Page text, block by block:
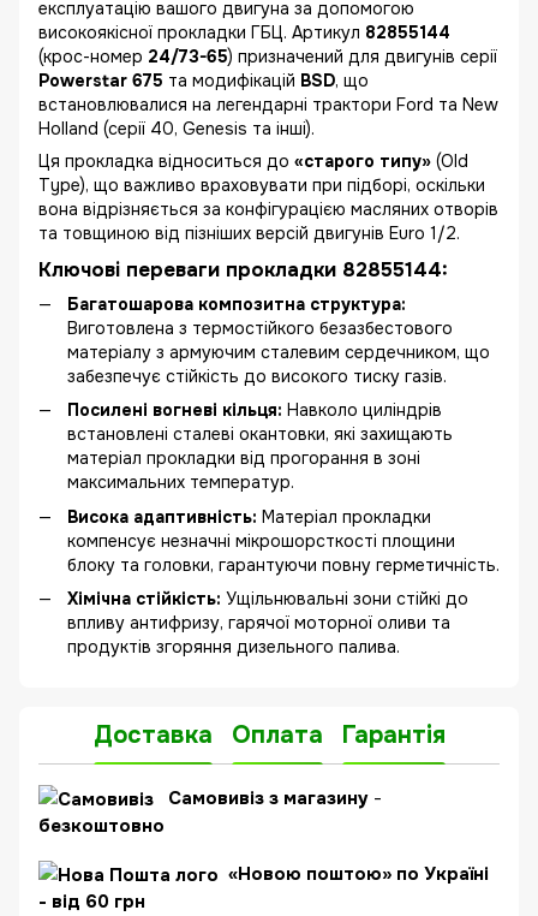
експлуатацію вашого двигуна за допомогою
високоякісної прокладки ГБЦ. Артикул 82855144
(крос-номер 24/73-65) призначений для двигунів серії
Powerstar 675 та модифікацій BSD, що
встановлювалися на легендарні трактори Ford та New
Holland (серії 40, Genesis та інші).
Ця прокладка відноситься до «старого типу» (Old
Type), що важливо враховувати при підборі, оскільки
вона відрізняється за конфігурацією масляних отворів
та товщиною від пізніших версій двигунів Euro 1/2.
Ключові переваги прокладки 82855144:
Багатошарова композитна структура:
Виготовлена з термостійкого безазбестового
матеріалу з армуючим сталевим сердечником, що
забезпечує стійкість до високого тиску газів.
Посилені вогневі кільця: Навколо циліндрів
встановлені сталеві окантовки, які захищають
матеріал прокладки від прогорання в зоні
максимальних температур.
Висока адаптивність: Матеріал прокладки
компенсує незначні мікрошорсткості площини
блоку та головки, гарантуючи повну герметичність.
Хімічна стійкість: Ущільнювальні зони стійкі до
впливу антифризу, гарячої моторної оливи та
продуктів згоряння дизельного палива.
Доставка Оплата Гарантія
Самовивіз з магазину -
безкоштовно
«Новою поштою» по Україні
- від 60 грн